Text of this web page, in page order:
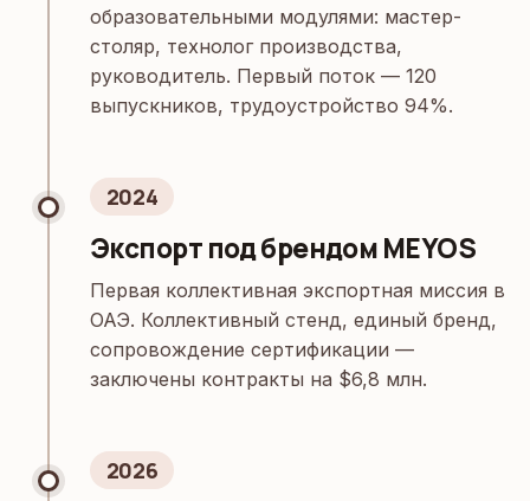
образовательными модулями: мастер-
столяр, технолог производства,
руководитель. Первый поток — 120
выпускников, трудоустройство 94%.
2024
Экспорт под брендом MEYOS
Первая коллективная экспортная миссия в
ОАЭ. Коллективный стенд, единый бренд,
сопровождение сертификации —
заключены контракты на $6,8 млн.
2026